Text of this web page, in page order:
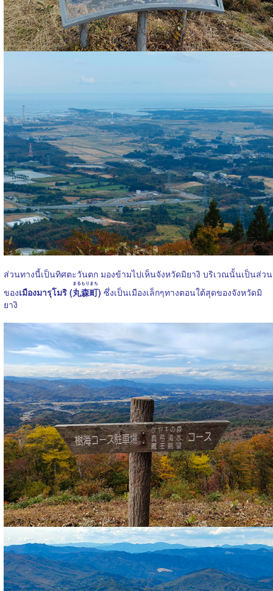
ส่วนทางนี้เป็นทิศตะวันตก มองข้ามไปเห็นจังหวัดมิยางิ บริเวณนั้นเป็นส่วน
ของเมืองมารุโมริ (丸森町
まるもりまち
) ซึ่งเป็นเมืองเล็กๆทางตอนใต้สุดของจังหวัดมิ
ยางิ